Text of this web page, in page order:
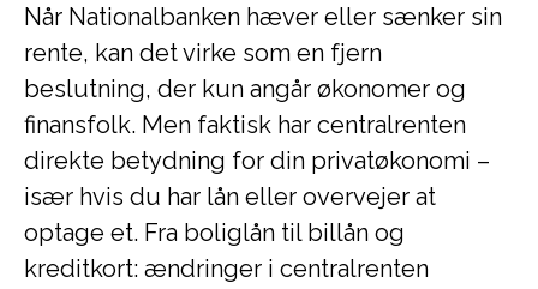
Når Nationalbanken hæver eller sænker sin
rente, kan det virke som en fjern
beslutning, der kun angår økonomer og
finansfolk. Men faktisk har centralrenten
direkte betydning for din privatøkonomi –
især hvis du har lån eller overvejer at
optage et. Fra boliglån til billån og
kreditkort: ændringer i centralrenten